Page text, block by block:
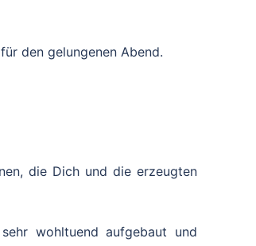
den gelungenen Abend.
die Dich und die erzeugten
wohltuend aufgebaut und